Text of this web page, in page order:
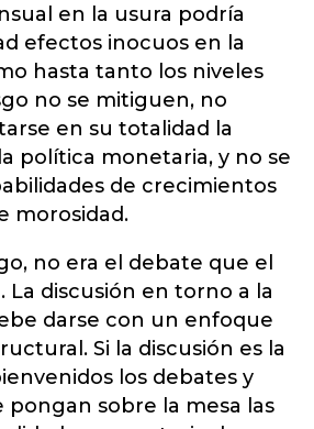
en la usura podría
efectos inocuos en la
hasta tanto los niveles
no se mitiguen, no
en su totalidad la
política monetaria, y no se
de crecimientos
morosidad.
no era el debate que el
La discusión en torno a la
darse con un enfoque
Si la discusión es la
los debates y
pongan sobre la mesa las